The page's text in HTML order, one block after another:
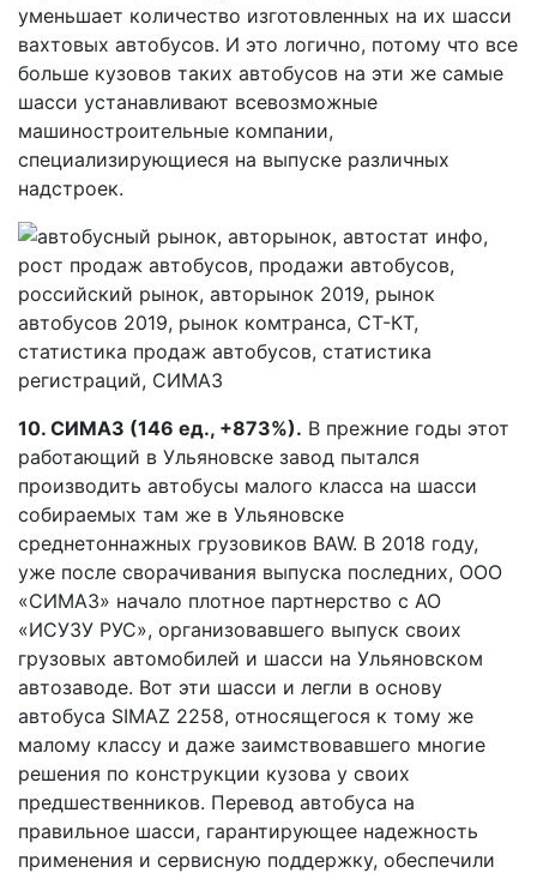
уменьшает количество изготовленных на их шасси
вахтовых автобусов. И это логично, потому что все
больше кузовов таких автобусов на эти же самые
шасси устанавливают всевозможные
машиностроительные компании,
специализирующиеся на выпуске различных
надстроек.
10. СИМАЗ (146 ед., +873%). В прежние годы этот
работающий в Ульяновске завод пытался
производить автобусы малого класса на шасси
собираемых там же в Ульяновске
среднетоннажных грузовиков BAW. В 2018 году,
уже после сворачивания выпуска последних, ООО
«СИМАЗ» начало плотное партнерство с АО
«ИСУЗУ РУС», организовавшего выпуск своих
грузовых автомобилей и шасси на Ульяновском
автозаводе. Вот эти шасси и легли в основу
автобуса SIMAZ 2258, относящегося к тому же
малому классу и даже заимствовавшего многие
решения по конструкции кузова у своих
предшественников. Перевод автобуса на
правильное шасси, гарантирующее надежность
применения и сервисную поддержку, обеспечили